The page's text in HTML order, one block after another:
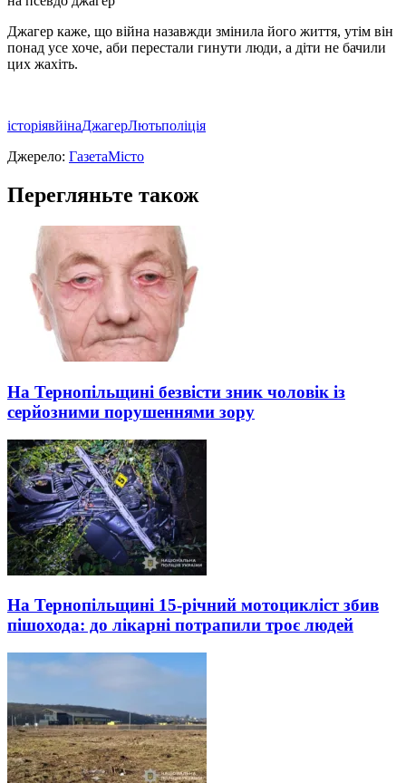
Джагер каже, що війна назавжди змінила його життя, утім він
понад усе хоче, аби перестали гинути люди, а діти не бачили
цих жахіть.
історіявйінаДжагерЛютьполіція
Джерело: ГазетаМісто
Перегляньте також
На Тернопільщині безвісти зник чоловік із
серйозними порушеннями зору
На Тернопільщині 15-річний мотоцикліст збив
пішохода: до лікарні потрапили троє людей